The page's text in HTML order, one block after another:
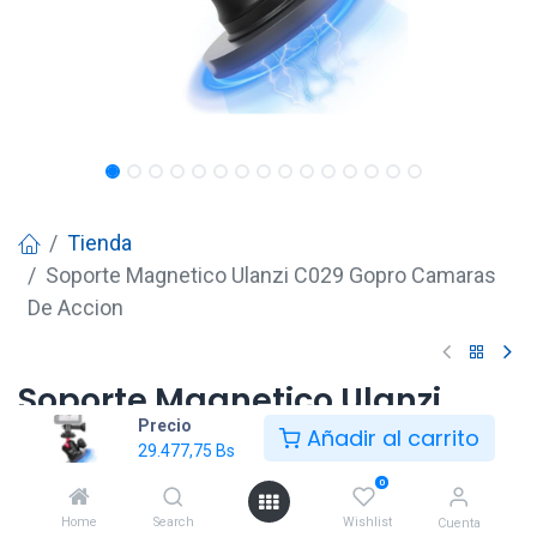
Precio
29.477,75 Bs Añadir al carrito
Home Search
0
Wishlist Cuenta
Tienda
Soporte Magnetico Ulanzi C029 Gopro Camaras
De Accion
Soporte Magnetico Ulanzi
C029 Gopro Camaras De
Accion